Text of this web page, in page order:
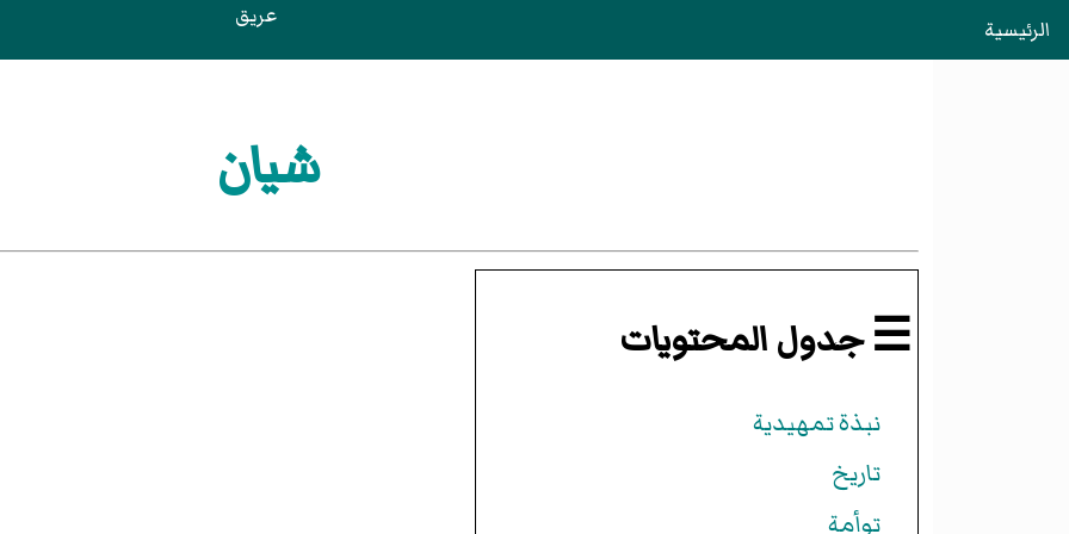
الرئيسية عريق
شيان
☰ جدول المحتويات
نبذة تمهيدية
تاريخ
توأمة